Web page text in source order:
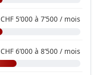
CHF 5’000 à 7’500 / mois
CHF 6’000 à 8’500 / mois